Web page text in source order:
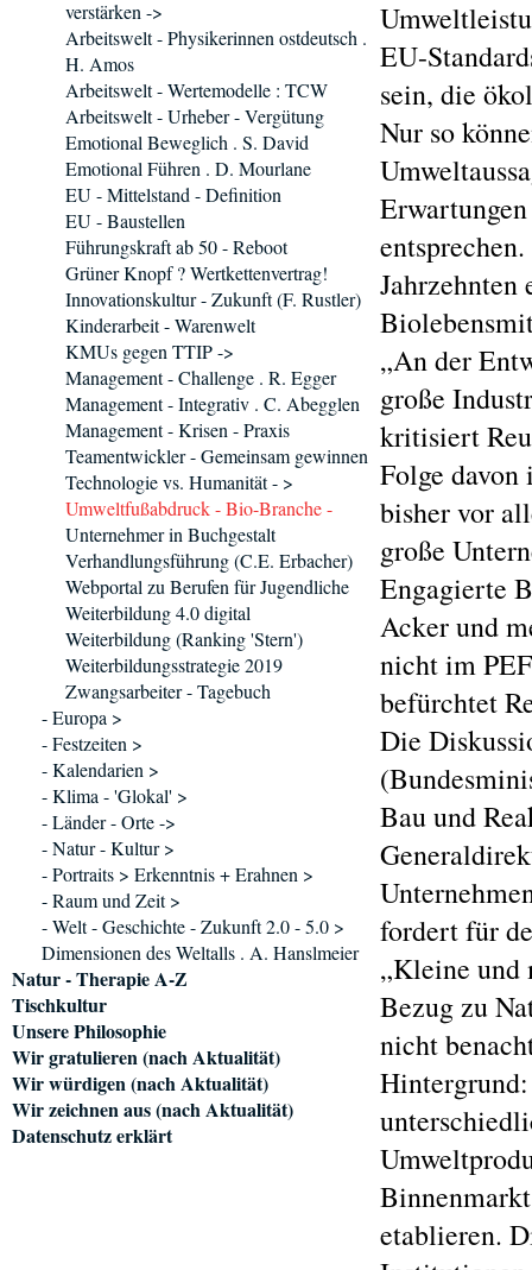
EU-
sein, die
Nur so
Jahrzehnten
„An der
große
kritisiert
Folge
bisher vor
große
Engagierte
Acker und
nicht im
befürchtet
Die
Bau und
fordert für
„Kleine und
Bezug zu
nicht
etablieren.
verstärken ->
Arbeitswelt - Physikerinnen ostdeutsch .
H. Amos
Arbeitswelt - Wertemodelle : TCW
Arbeitswelt - Urheber - Vergütung
Emotional Beweglich . S. David
Emotional Führen . D. Mourlane
EU - Mittelstand - Definition
EU - Baustellen
Führungskraft ab 50 - Reboot
Grüner Knopf ? Wertkettenvertrag!
Innovationskultur - Zukunft (F. Rustler)
Kinderarbeit - Warenwelt
KMUs gegen TTIP ->
Management - Challenge . R. Egger
Management - Integrativ . C. Abegglen
Management - Krisen - Praxis
Teamentwickler - Gemeinsam gewinnen
Technologie vs. Humanität - >
Umweltfußabdruck - Bio-Branche -
Unternehmer in Buchgestalt
Verhandlungsführung (C.E. Erbacher)
Webportal zu Berufen für Jugendliche
Weiterbildung 4.0 digital
Weiterbildung (Ranking 'Stern')
Weiterbildungsstrategie 2019
Zwangsarbeiter - Tagebuch
- Europa >
- Festzeiten >
- Kalendarien >
- Klima - 'Glokal' >
- Länder - Orte ->
- Natur - Kultur >
- Portraits > Erkenntnis + Erahnen >
- Raum und Zeit >
- Welt - Geschichte - Zukunft 2.0 - 5.0 >
Dimensionen des Weltalls . A. Hanslmeier
Natur - Therapie A-Z
Tischkultur
Unsere Philosophie
Wir gratulieren (nach Aktualität)
Wir würdigen (nach Aktualität)
Wir zeichnen aus (nach Aktualität)
Datenschutz erklärt